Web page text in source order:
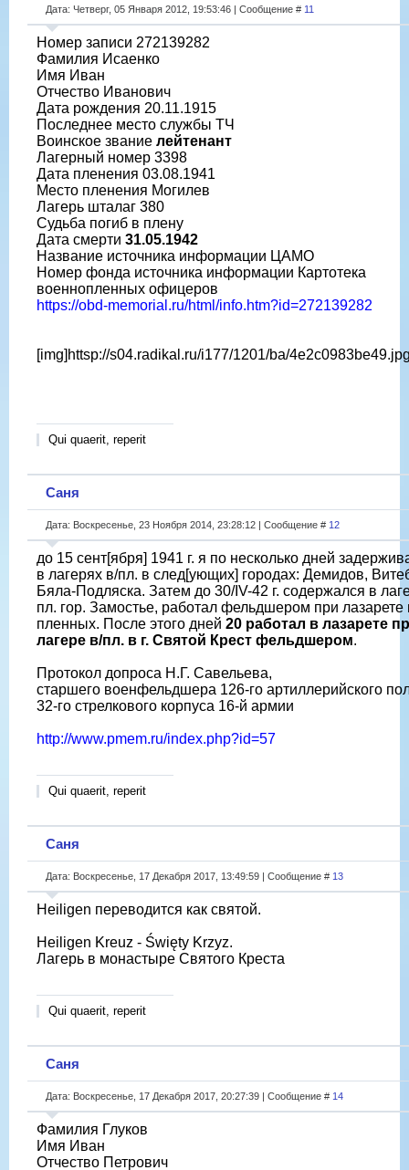
Дата: Четверг, 05 Января 2012, 19:53:46 | Сообщение # 11
Номер записи 272139282
Фамилия Исаенко
Имя Иван
Отчество Иванович
Дата рождения 20.11.1915
Последнее место службы ТЧ
Воинское звание лейтенант
Лагерный номер 3398
Дата пленения 03.08.1941
Место пленения Могилев
Лагерь шталаг 380
Судьба погиб в плену
Дата смерти 31.05.1942
Название источника информации ЦАМО
Номер фонда источника информации Картотека
военнопленных офицеров
https://obd-memorial.ru/html/info.htm?id=272139282
[img]httsp://s04.radikal.ru/i177/1201/ba/
Qui quaerit, reperit
Саня
Дата: Воскресенье, 23 Ноября 2014, 23:28:12 | Сообщение # 12
до 15 сент[ября] 1941 г. я по несколько дней
в лагерях в/пл. в след[ующих] городах: Демидов,
Бяла-Подляска. Затем до 30/IV-42 г. содержался в
пл. гор. Замостье, работал фельдшером при лазарете
пленных. После этого дней 20 работал в лазарете
лагере в/пл. в г. Святой Крест фельдшером.
Протокол допроса Н.Г. Савельева,
старшего военфельдшера 126-го артиллерийского
32-го стрелкового корпуса 16-й армии
http://www.pmem.ru/index.php?id=57
Qui quaerit, reperit
Саня
Дата: Воскресенье, 17 Декабря 2017, 13:49:59 | Сообщение # 13
Heiligen переводится как святой.
Heiligen Kreuz - Święty Krzyz.
Лагерь в монастыре Святого Креста
Qui quaerit, reperit
Саня
Дата: Воскресенье, 17 Декабря 2017, 20:27:39 | Сообщение # 14
Фамилия Глуков
Имя Иван
Отчество Петрович